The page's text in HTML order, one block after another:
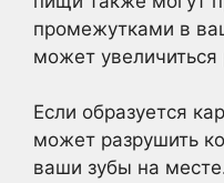
промежутками в
может увеличиться
Если образуется
может разрушить
ваши зубы на